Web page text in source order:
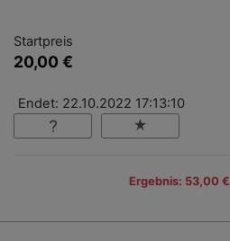
Startpreis
20,00 €
Endet: 22.10.2022 17:13:10
Ergebnis: 53,00 €